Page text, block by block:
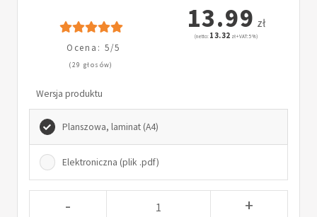
Ocena: 5/5
(29 głosów)
13.99 zł
(netto: 13.32 zł + VAT: 5%)
Wersja produktu
Planszowa, laminat (A4)
Elektroniczna (plik .pdf)
- +